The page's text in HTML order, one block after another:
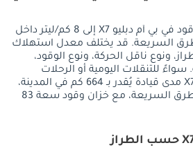
يصل معدل استهلاك الوقود في بي أم دبليو X7 إلى 8 كم/ليتر داخل
على الطرق السريعة. قد يختلف معدل استهلاك
ونوع ناقل الحركة، ونوع الوقود،
للتنقلات اليومية أو الرحلات
الطويلة، توفر بي أم دبليو X7 مدى قيادة يُقدر بـ 664 كم في المدينة،
ويصل إلى 830 كم على الطرق السريعة، مع خزان وقود سعة 83